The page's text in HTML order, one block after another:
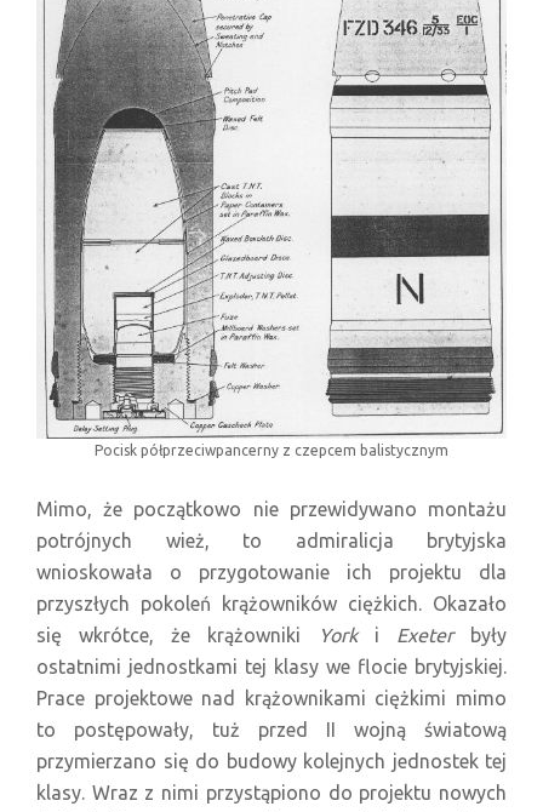
Pocisk półprzeciwpancerny z czepcem balistycznym
Mimo, że początkowo nie przewidywano montażu
potrójnych wież, to admiralicja brytyjska
wnioskowała o przygotowanie ich projektu dla
przyszłych pokoleń krążowników ciężkich. Okazało
się wkrótce, że krążowniki
Yorki Exeterbyły
ostatnimi jednostkami tej klasy we flocie brytyjskiej.
Prace projektowe nad krążownikami ciężkimi mimo
to postępowały, tuż przed II wojną światową
przymierzano się do budowy kolejnych jednostek tej
klasy. Wraz z nimi przystąpiono do projektu nowych